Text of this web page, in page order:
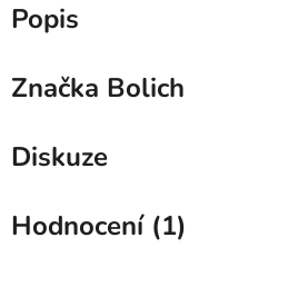
Popis
Značka Bolich
Diskuze
Hodnocení (1)